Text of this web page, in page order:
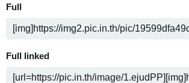
Full
Full linked